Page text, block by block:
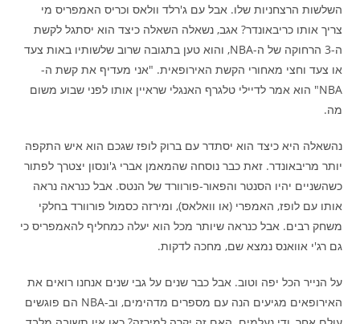
השלשות הרצחניות שלו. אבל עם ג'רלד וולאס וכריס האמפריס מי
צריך אותו כריבאונדר? אגב, נשאלה השאלה כיצד הוא יסתגל לקשת
ה-3 הרחוקה של ה-NBA, והוא טען בתגובה שרוב שלשותיו באות צעד
או צעד וחצי מאחורי הקשת האירופאית. "אני מעדיף את קשת ה-
NBA" הוא אמר לדיילי טלגרף האנגלי שראיין אותו לפני שבוע משום
מה.
נהשאלה היא כיצד הוא יסתדר עם ברוק לופז שגכם הוא איש התקפה
יותר מריבאונדר. זאת כבר נוסחה שהמאמן אברי ג'ונסון יצטרך לפתור
כשהשניים יהיו הסנטר והפאור-פורוורד של הנטס. אבל כנראה נראה
אותו עם לופז, האמפרי (או וואלאס), ומירזה כסמול פורוורד בחלקי
משחק רבים. אבל כנראה שיותר מכל הוא יעלה כמחליף להאמפריס כי
גם רג'י אוואנס נמצא שם, מחכה לדקות.
על הנייר הכל יפה וטוב. אבל כבר שנים על גבי שנים אנחנו רואים את
האירופאים מגיעים הנה עם מספרים מדהימים, וב-NBA הם פוגשים